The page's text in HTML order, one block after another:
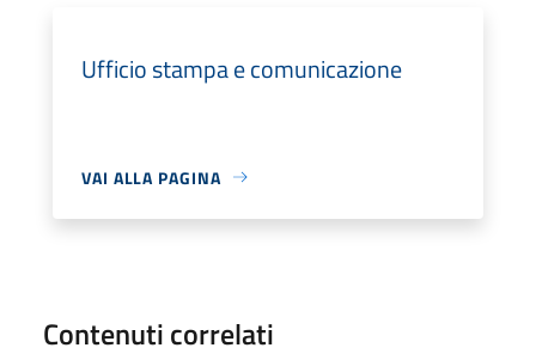
Ufficio stampa e comunicazione
VAI ALLA PAGINA
Contenuti correlati